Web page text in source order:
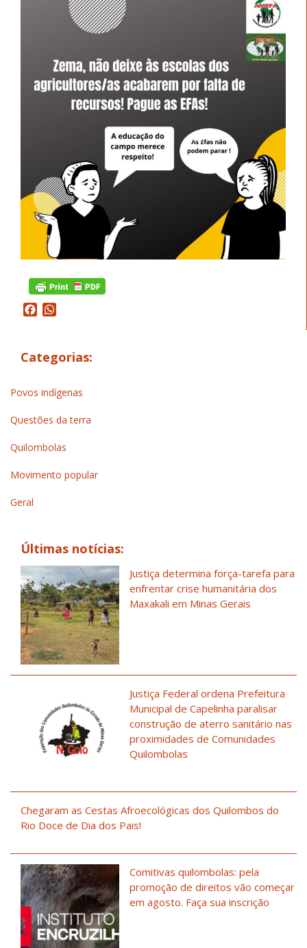
Facebook
Categorias:
Povos indígenas
Questões da terra
Quilombolas
Movimento popular
Geral
Últimas notícias:
Justiça determina força-tarefa para
enfrentar crise humanitária dos
Maxakali em Minas Gerais
Justiça Federal ordena Prefeitura
Municipal de Capelinha paralisar
construção de aterro sanitário nas
proximidades de Comunidades
Quilombolas
Chegaram as Cestas Afroecológicas dos Quilombos do
Rio Doce de Dia dos Pais!
Comitivas quilombolas: pela
promoção de direitos vão começar
em agosto. Faça sua inscrição